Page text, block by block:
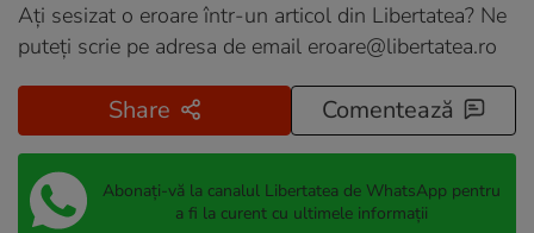
Ați sesizat o eroare într-un articol din Libertatea? Ne
puteți scrie pe adresa de email eroare@libertatea.ro
Share Comentează
Abonați-vă la canalul Libertatea de WhatsApp pentru
a fi la curent cu ultimele informații